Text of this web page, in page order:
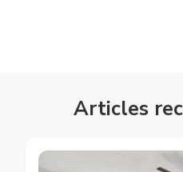
Articles